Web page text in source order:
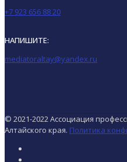
+7 923 656 88 20
НАПИШИТЕ:
mediatoraltay@yandex.ru
© 2021-2022 Ассоциация
Алтайского края. Политика